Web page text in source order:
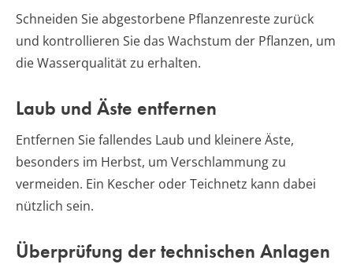
Schneiden Sie abgestorbene Pflanzenreste zurück
und kontrollieren Sie das Wachstum der Pflanzen, um
die Wasserqualität zu erhalten.
Laub und Äste entfernen
Entfernen Sie fallendes Laub und kleinere Äste,
besonders im Herbst, um Verschlammung zu
vermeiden. Ein Kescher oder Teichnetz kann dabei
nützlich sein.
Überprüfung der technischen Anlagen